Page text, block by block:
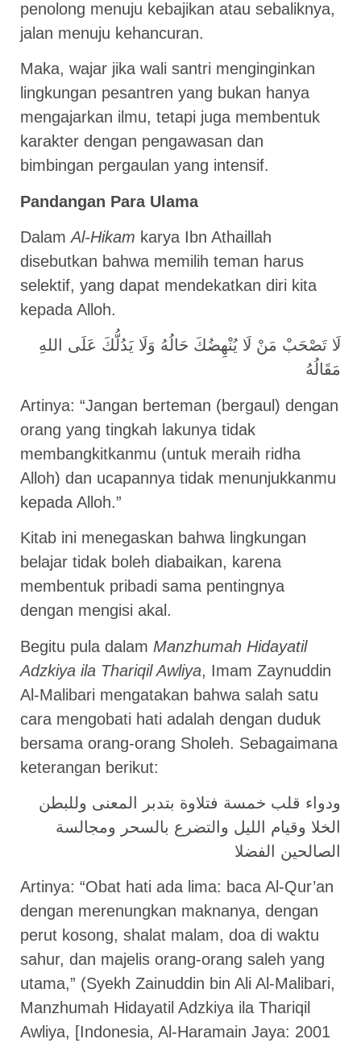
penolong menuju kebajikan atau sebaliknya,
jalan menuju kehancuran.
Maka, wajar jika wali santri menginginkan
lingkungan pesantren yang bukan hanya
mengajarkan ilmu, tetapi juga membentuk
karakter dengan pengawasan dan
bimbingan pergaulan yang intensif.
Pandangan Para Ulama
DalamAl-Hikam karya Ibn Athaillah
disebutkan bahwa memilih teman harus
selektif, yang dapat mendekatkan diri kita
kepada Alloh.
لَا تَصْحَبْ مَنْ لَا يُنْهِضُكَ حَالُهُ وَلَا يَدُلُّكَ عَلَى اللهِ
مَقَالُهُ
Artinya: “Jangan berteman (bergaul) dengan
orang yang tingkah lakunya tidak
membangkitkanmu (untuk meraih ridha
Alloh) dan ucapannya tidak menunjukkanmu
kepada Alloh.”
Kitab ini menegaskan bahwa lingkungan
belajar tidak boleh diabaikan, karena
membentuk pribadi sama pentingnya
dengan mengisi akal.
Begitu pula dalam Manzhumah Hidayatil
Adzkiya ila Thariqil Awliya, Imam Zaynuddin
Al-Malibari mengatakan bahwa salah satu
cara mengobati hati adalah dengan duduk
bersama orang-orang Sholeh. Sebagaimana
keterangan berikut:
ودواء قلب خمسة فتلاوة بتدبر المعنى وللبطن
الخلا وقيام الليل والتضرع بالسحر ومجالسة
الصالحين الفضلا
Artinya: “Obat hati ada lima: baca Al-Qur’an
dengan merenungkan maknanya, dengan
perut kosong, shalat malam, doa di waktu
sahur, dan majelis orang-orang saleh yang
utama,” (Syekh Zainuddin bin Ali Al-Malibari,
Manzhumah Hidayatil Adzkiya ila Thariqil
Awliya, [Indonesia, Al-Haramain Jaya: 2001